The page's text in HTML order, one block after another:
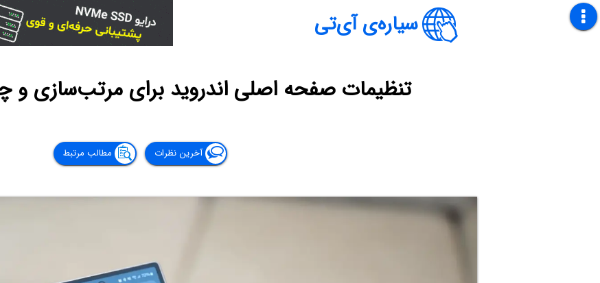
سیاره‌ی آی‌تی
تنظیمات صفحه اصلی اندروید برای مرتب‌سازی و
آخرین نظرات مطالب مرتبط